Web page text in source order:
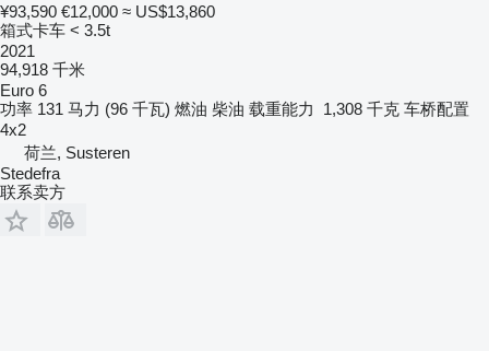
¥93,590 €12,000 ≈ US$13,860
箱式卡车 < 3.5t
2021
94,918 千米
Euro 6
功率 131 马力 (96 千瓦) 燃油 柴油 载重能力 1,308 千克 车桥配置
4x2
荷兰, Susteren
Stedefra
联系卖方